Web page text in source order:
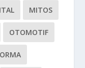
MITOS
OTOMOTIF